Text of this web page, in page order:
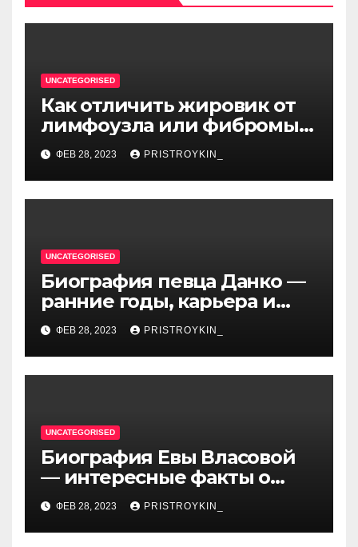
UNCATEGORISED
Как отличить жировик от
лимфоузла или фибромы
мягких тканей или
гемангиомы
ФЕВ 28, 2023 PRISTROYKIN_
UNCATEGORISED
Биография певца Данко —
ранние годы, карьера и
личная жизнь — все, что вы
хотели знать о
талантливом артисте
ФЕВ 28, 2023 PRISTROYKIN_
UNCATEGORISED
Биография Евы Власовой
— интересные факты о
личной жизни популярной
исполнительницы
ФЕВ 28, 2023 PRISTROYKIN_